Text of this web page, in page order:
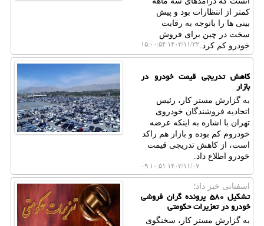
کمتر از انتظارات بود و پیش
بینی ها را باتوجه به رقابت
سخت در چین برای فروش
خودرو کم کرد. ۱۴۰۲/۱۱/۲۲ ۱۵:۰۰:۵۴
کاهش تدریجی قیمت خودرو در
بازار
به گزارش مستر کار، رئیس
اتحادیه فروشندگان خودروی
تهران با اشاره به اینکه عرضه
خودروم کم بوده و بازار هم راکد
است، از کاهش تدریجی قیمت
خودرو اطلاع داد.
۱۴۰۲/۱۱/۰۷ ۰۹:۱۰:۵۱
اسفنانی خبر داد؛
تشکیل ۵۸۰ پرونده گران فروشی
خودرو در تعزیرات حکومتی
به گزارش مستر کار، سخنگوی